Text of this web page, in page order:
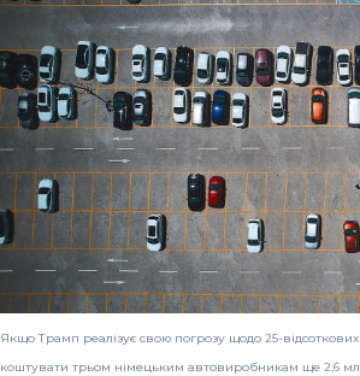
Якщо Трамп реалізує свою погрозу щодо 25-
коштувати трьом німецьким автовиробникам ще 2,6